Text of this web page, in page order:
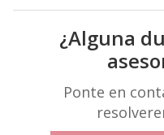
¿Alguna
Ponte en